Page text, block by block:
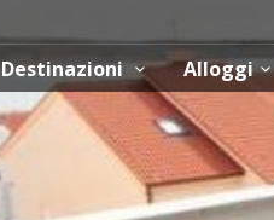
Destinazioni Alloggi